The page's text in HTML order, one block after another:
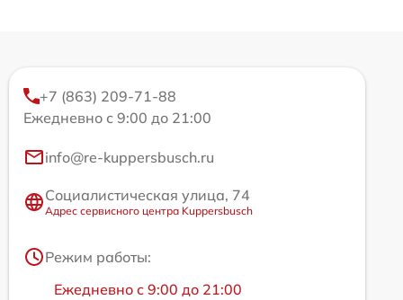
+7 (863) 209-71-88
Ежедневно с 9:00 до 21:00
info@re-kuppersbusch.ru
Социалистическая улица, 74
Адрес сервисного центра Kuppersbusch
Режим работы:
Ежедневно с 9:00 до 21:00